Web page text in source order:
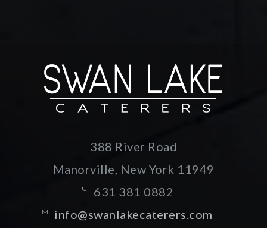
388 River Road
Manorville, New York 11949
631 381 0882
info@swanlakecaterers.com